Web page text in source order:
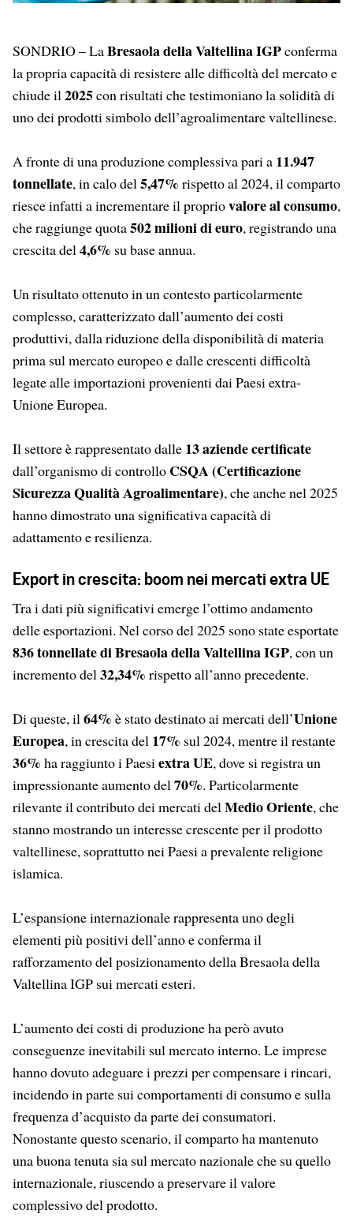
SONDRIO – LaBresaola della Valtellina IGPconferma
la propria capacità di resistere alle difficoltà del mercato e
chiude il 2025con risultati che testimoniano la solidità di
uno dei prodotti simbolo dell’agroalimentare valtellinese.
A fronte di una produzione complessiva pari a 11.947
tonnellate, in calo del 5,47% rispetto al 2024, il comparto
riesce infatti a incrementare il propriovalore al consumo,
che raggiunge quota502 milioni di euro, registrando una
crescita del 4,6% su base annua.
Un risultato ottenuto in un contesto particolarmente
complesso, caratterizzato dall’aumento dei costi
produttivi, dalla riduzione della disponibilità di materia
prima sul mercato europeo e dalle crescenti difficoltà
legate alle importazioni provenienti dai Paesi extra-
Unione Europea.
Il settore è rappresentato dalle 13 aziende certificate
dall’organismo di controllo CSQA (Certificazione
Sicurezza Qualità Agroalimentare), che anche nel 2025
hanno dimostrato una significativa capacità di
adattamento e resilienza.
Export in crescita: boom nei mercati extra UE
Tra i dati più significativi emerge l’ottimo andamento
delle esportazioni. Nel corso del 2025 sono state esportate
836 tonnellate di Bresaola della Valtellina IGP, con un
incremento del 32,34% rispetto all’anno precedente.
Di queste, il 64% è stato destinato ai mercati dell’Unione
Europea, in crescita del 17% sul 2024, mentre il restante
36% ha raggiunto i Paesi extra UE, dove si registra un
impressionante aumento del 70%. Particolarmente
rilevante il contributo dei mercati del Medio Oriente, che
stanno mostrando un interesse crescente per il prodotto
valtellinese, soprattutto nei Paesi a prevalente religione
islamica.
L’espansione internazionale rappresenta uno degli
elementi più positivi dell’anno e conferma il
rafforzamento del posizionamento della Bresaola della
Valtellina IGP sui mercati esteri.
L’aumento dei costi di produzione ha però avuto
conseguenze inevitabili sul mercato interno. Le imprese
hanno dovuto adeguare i prezzi per compensare i rincari,
incidendo in parte sui comportamenti di consumo e sulla
frequenza d’acquisto da parte dei consumatori.
Nonostante questo scenario, il comparto ha mantenuto
una buona tenuta sia sul mercato nazionale che su quello
internazionale, riuscendo a preservare il valore
complessivo del prodotto.